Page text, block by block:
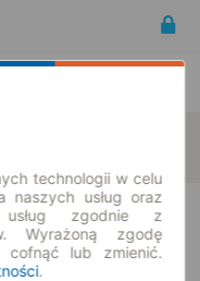
technologii w celu
naszych usług oraz
usług zgodnie z
Wyrażoną zgodę
cofnąć lub zmienić.
.